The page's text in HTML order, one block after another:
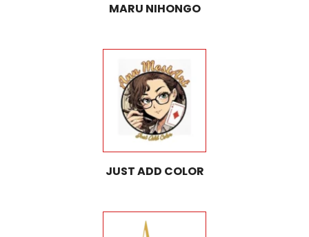
MARU NIHONGO
JUST ADD COLOR